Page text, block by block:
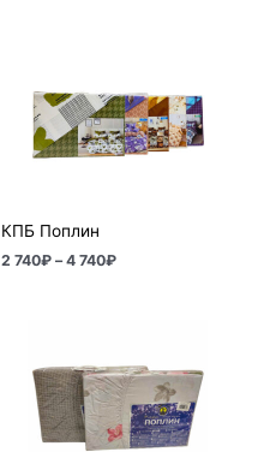
КПБ Поплин
2 740₽ – 4 740₽
740₽
–
4
740₽
3
160₽
–
5
320₽